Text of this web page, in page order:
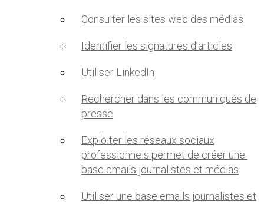
Consulter les sites web des médias
Identifier les signatures d’articles
Utiliser LinkedIn
Rechercher dans les communiqués de
presse
Exploiter les réseaux sociaux
professionnels permet de créer une
base emails journalistes et médias
Utiliser une base emails journalistes et